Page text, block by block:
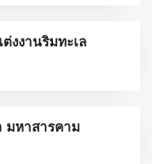
งงานริมทะเล
มหาสารคาม